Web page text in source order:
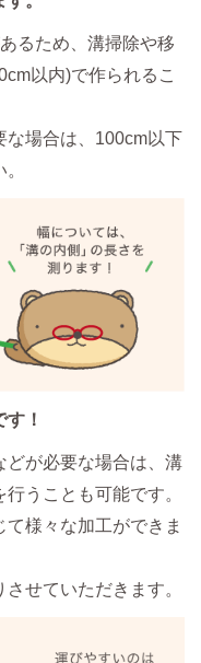
るため、溝掃除や移
以内)で作られるこ
な場合は、100cm以下
！
どが必要な場合は、溝
うことも可能です。
様々な加工ができま
せていただきます。